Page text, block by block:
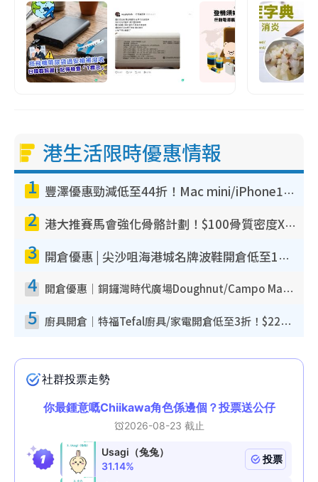
港生活限時優惠情報
1 豐澤優惠勁減低至44折！Mac mini/iPhone17Pro大減價！廚房家電$220起
2 港大推賽馬會強化骨骼計劃！$100骨質密度X光檢查 完成免費運動訓練送超市禮券！附參加資格
3 開倉優惠 | 尖沙咀海港城名牌波鞋開倉低至1折！On鞋$899起／Joy&Peace鞋履$98起
4 開倉優惠｜銅鑼灣時代廣場Doughnut/Campo Marzio開倉低至1折！背囊、書包、手袋劈價$200起
5 廚具開倉｜特福Tefal廚具/家電開倉低至3折！$220起買平底鍋/炒鑊/湯煲！電飯煲/吸塵機/燙斗$418起